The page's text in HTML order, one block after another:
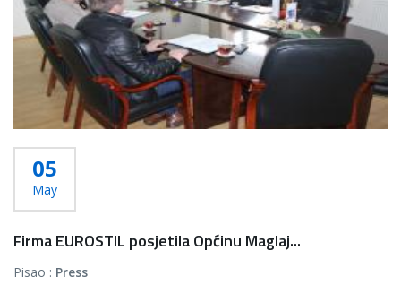
05
May
Firma EUROSTIL posjetila Općinu Maglaj...
Pisao : Press